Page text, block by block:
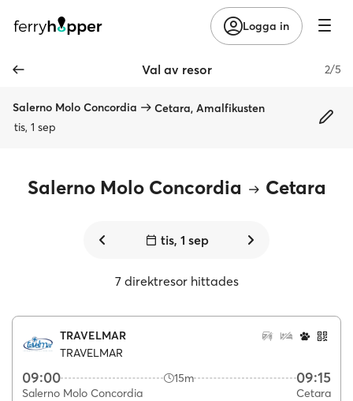
Logga in
Val av resor 2/5
Salerno Molo Concordia
Cetara, Amalfikusten
tis, 1 sep
Salerno Molo Concordia Cetara
tis, 1 sep
7 direktresor hittades
TRAVELMAR
TRAVELMAR
09:00 15m 09:15
Salerno Molo Concordia Cetara